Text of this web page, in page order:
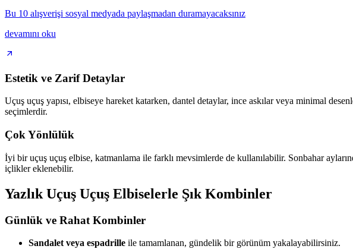
Bu 10 alışverişi sosyal medyada paylaşmadan duramayacaksınız
devamını oku
Estetik ve Zarif Detaylar
Uçuş uçuş yapısı, elbiseye hareket katarken, dantel detaylar, ince askılar veya minimal
seçimlerdir.
Çok Yönlülük
İyi bir uçuş uçuş elbise, katmanlama ile farklı mevsimlerde de kullanılabilir. Sonbahar
içlikler eklenebilir.
Yazlık Uçuş Uçuş Elbiselerle Şık Kombinler
Günlük ve Rahat Kombinler
Sandalet veya espadrille ile tamamlanan, gündelik bir görünüm yakalayabilirsiniz.